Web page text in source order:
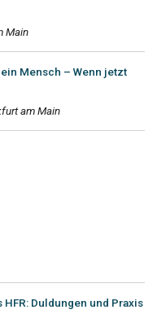
Main
Mensch – Wenn jetzt
am Main
Duldungen und Praxis